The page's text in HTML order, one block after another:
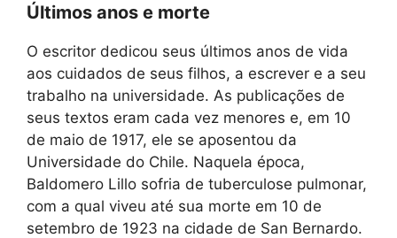
Últimos anos e morte
O escritor dedicou seus últimos anos de vida
aos cuidados de seus filhos, a escrever e a seu
trabalho na universidade. As publicações de
seus textos eram cada vez menores e, em 10
de maio de 1917, ele se aposentou da
Universidade do Chile. Naquela época,
Baldomero Lillo sofria de tuberculose pulmonar,
com a qual viveu até sua morte em 10 de
setembro de 1923 na cidade de San Bernardo.